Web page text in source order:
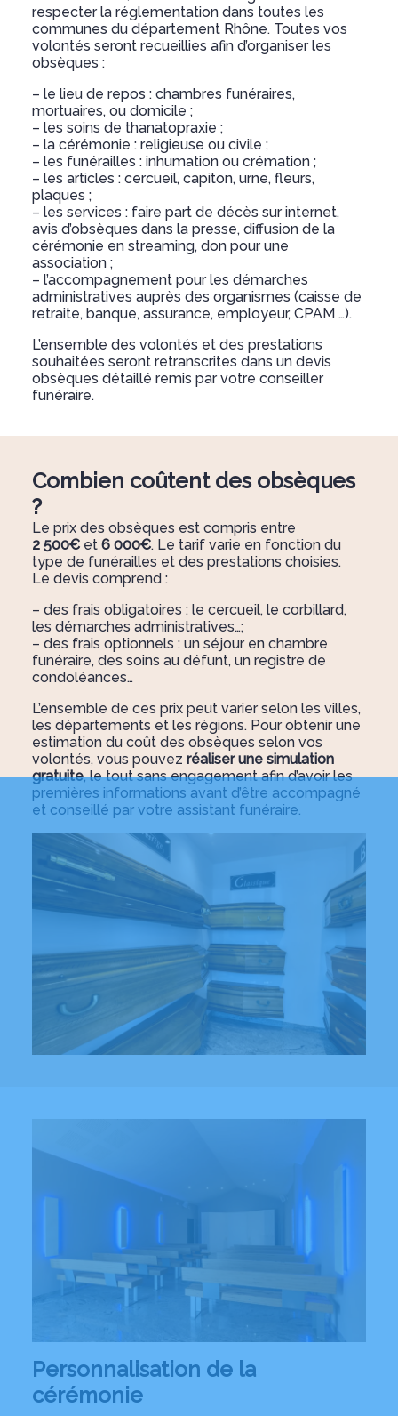
respecter la réglementation dans toutes les
communes du département Rhône. Toutes vos
volontés seront recueillies afin d’organiser les
obsèques :
– le lieu de repos : chambres funéraires,
mortuaires, ou domicile ;
– les soins de thanatopraxie ;
– la cérémonie : religieuse ou civile ;
– les funérailles : inhumation ou crémation ;
– les articles : cercueil, capiton, urne, fleurs,
plaques ;
– les services : faire part de décès sur internet,
avis d’obsèques dans la presse, diffusion de la
cérémonie en streaming, don pour une
association ;
– l’accompagnement pour les démarches
administratives auprès des organismes (caisse de
retraite, banque, assurance, employeur, CPAM …).
L’ensemble des volontés et des prestations
souhaitées seront retranscrites dans un devis
obsèques détaillé remis par votre conseiller
funéraire.
Combien coûtent des obsèques
?
Le prix des obsèques est compris entre
2 500€ et 6 000€. Le tarif varie en fonction du
type de funérailles et des prestations choisies.
Le devis comprend :
– des frais obligatoires : le cercueil, le corbillard,
les démarches administratives…;
– des frais optionnels : un séjour en chambre
funéraire, des soins au défunt, un registre de
condoléances…
L’ensemble de ces prix peut varier selon les villes,
les départements et les régions. Pour obtenir une
estimation du coût des obsèques selon vos
volontés, vous pouvez réaliser une simulation
gratuite, le tout sans engagement afin d’avoir les
premières informations avant d’être accompagné
et conseillé par votre assistant funéraire.
Personnalisation de la
cérémonie